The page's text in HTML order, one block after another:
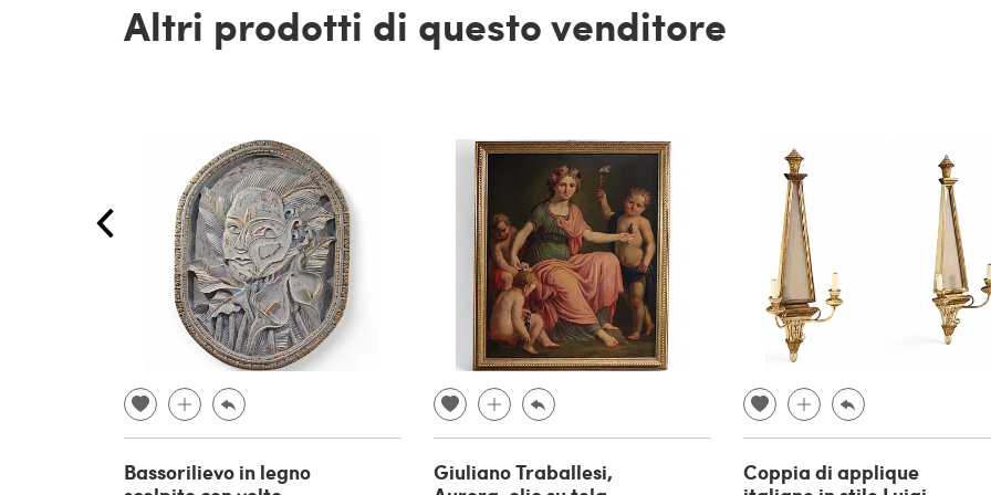
Altri prodotti di questo venditore
Bassorilievo in legno
Giuliano Traballesi,
Coppia di applique